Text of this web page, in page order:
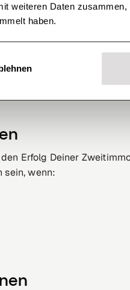
weiteren Daten
haben.
ist eine zu knappe
willst, solltest Du
Erfolg Deiner
sein, wenn: